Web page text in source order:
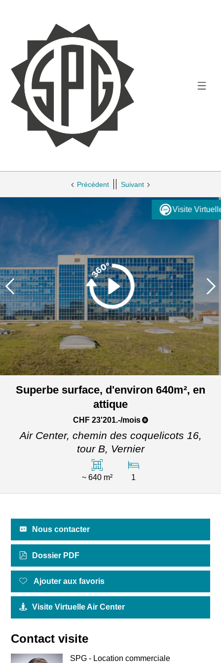
Précédent Suivant
Visite
Superbe surface, d'environ 640m², en
attique
CHF 23'201.-/mois
Air Center, chemin des coquelicots 16,
tour B, Vernier
~ 640 m² 1
Nous contacter
Dossier PDF
Ajouter aux favoris
Visite Virtuelle Air Center
Contact visite
SPG - Location commerciale